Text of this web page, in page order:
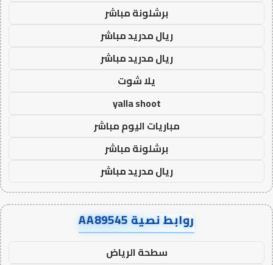
برشلونة مباشر
ريال مدريد مباشر
ريال مدريد مباشر
يلا شوت
yalla shoot
مباريات اليوم مباشر
برشلونة مباشر
ريال مدريد مباشر
روابط نصية AA89545
سطحة الرياض